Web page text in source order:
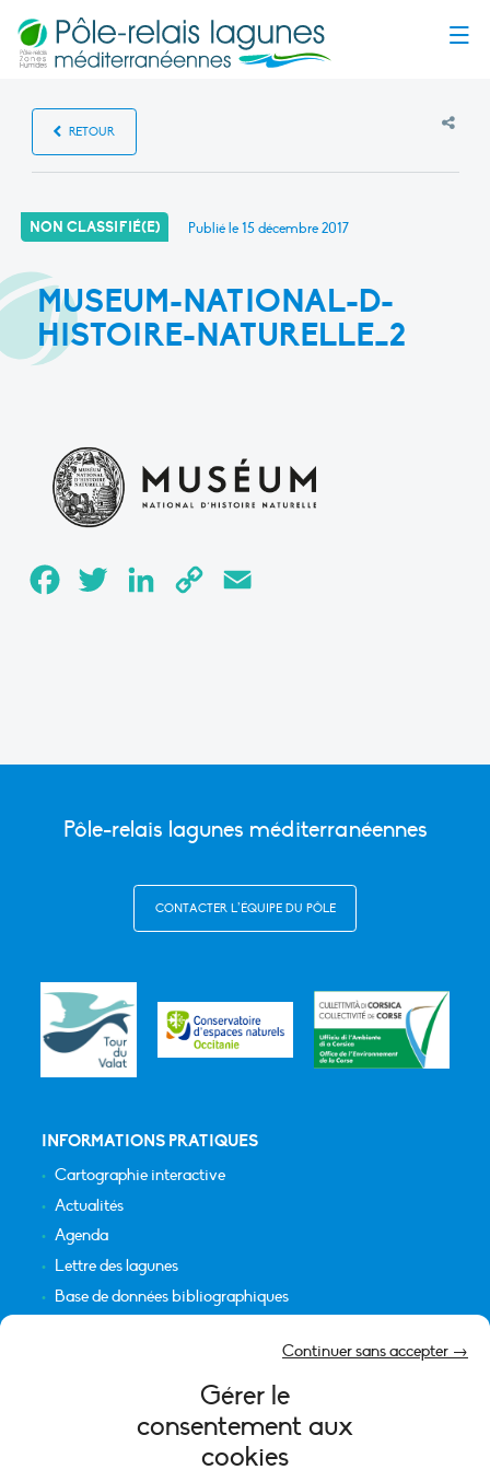
Gérer le
consentement aux
cookies
Continuer sans accepter →
RETOUR
NON CLASSIFIÉ(E) Publié le15 décembre 2017
MUSEUM-NATIONAL-D-
HISTOIRE-NATURELLE_2
FacebookTwitter LinkedInCopy
Pôle-relais lagunes méditerranéennes
CONTACTER L’ÉQUIPE DU PÔLE
INFORMATIONS PRATIQUES
Cartographie interactive
Actualités
Agenda
Lettre des lagunes
Base de données bibliographiques
Mentions légales